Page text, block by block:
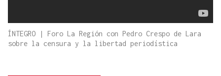
ÍNTEGRO | Foro La Región con Pedro Crespo de Lara
sobre la censura y la libertad periodística